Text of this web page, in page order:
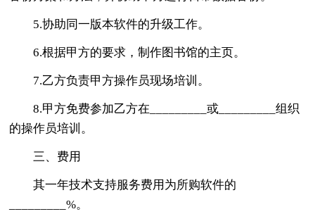
5.协助同一版本软件的升级工作。
6.根据甲方的要求，制作图书馆的主页。
7.乙方负责甲方操作员现场培训。
8.甲方免费参加乙方在_________或_________组织
的操作员培训。
三、费用
其一年技术支持服务费用为所购软件的
_________%。